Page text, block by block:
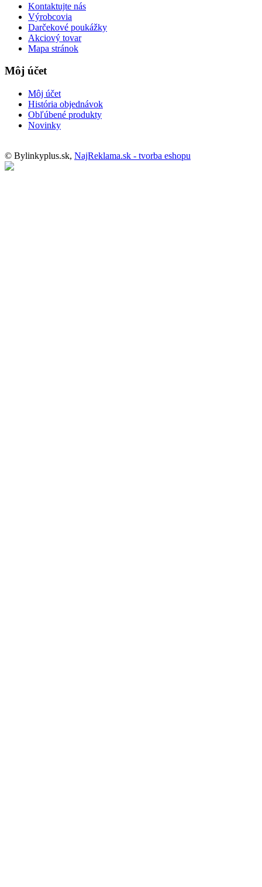
Kontaktujte nás
Výrobcovia
Darčekové poukážky
Akciový tovar
Mapa stránok
Môj účet
Môj účet
História objednávok
Obľúbené produkty
Novinky
© Bylinkyplus.sk, NajReklama.sk - tvorba eshopu